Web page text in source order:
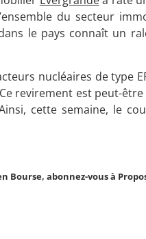
du secteur
le pays connaît un
nucléaires de type
revirement est peut-
cette semaine, le
abonnez-vous à